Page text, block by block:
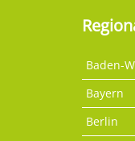
Baden-
Bayern
Berlin